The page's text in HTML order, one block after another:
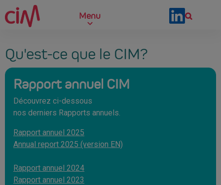
Skip to main content
Menu
Qu'est-ce que le CIM?
Rapport annuel CIM
Découvrez ci-dessous
nos derniers Rapports annuels.
Rapport annuel 2025
Annual report 2025 (version EN)
Rapport annuel 2024
Rapport annuel 2023